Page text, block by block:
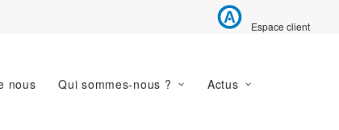
Espace client
nous Qui sommes-nous ? Actus